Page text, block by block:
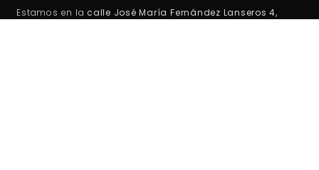
Estamos en la calle José María Fernández Lanseros 4,